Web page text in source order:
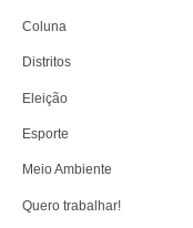
Coluna
Distritos
Eleição
Esporte
Meio Ambiente
Quero trabalhar!